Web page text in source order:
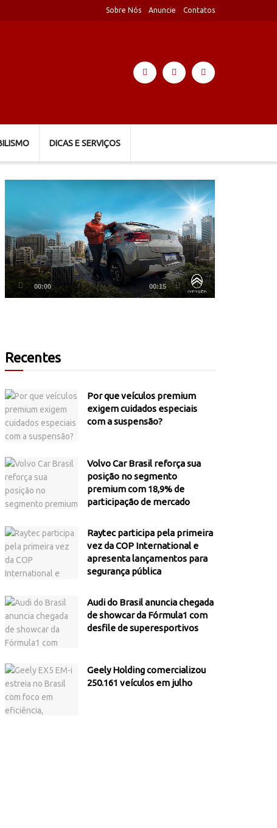
Sobre Nós Anuncie Contatos
DICAS E SERVIÇOS
00:00 00:15
Recentes
Por que veículos premium
exigem cuidados especiais
com a suspensão?
Volvo Car Brasil reforça sua
posição no segmento
premium com 18,9% de
participação de mercado
Raytec participa pela primeira
vez da COP International e
apresenta lançamentos para
segurança pública
Audi do Brasil anuncia chegada
de showcar da Fórmula1 com
desfile de superesportivos
Geely Holding comercializou
250.161 veículos em julho